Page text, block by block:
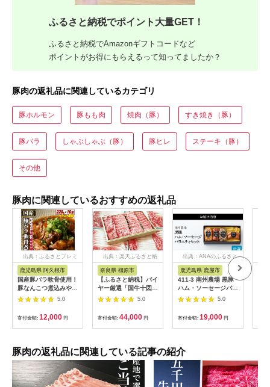
ふるさと納税でポイント大量GET！
ふるさと納税でAmazonギフトコードなど
ポイントがお得にもらえるって知ってましたか？
豚肉の返礼品に関連しているカテゴリ
豚ホルモン 豚もも肉 焼肉（豚） すき焼き（豚）
豚バラ しゃぶしゃぶ（豚） 豚ヒレ ステーキ（豚）
その他
豚肉に関連しているおすすめの返礼品
出典：ふるさとプレミ
アム
鹿児島県 阿久根市
国産豚バラ軟骨使用！
豚なんこつ煮込みやわ
らか仕上げ(計2.2kg・
220g×10袋)国産 豚肉
ばら なんこつ ナンコ
ツ おかず 簡単調理 煮
込み料理 湯煎 レンジ
akn031-04
5.0
寄付金額: 12,000 円
出典：楽天ふるさと納
奈良県 橿原市
【ふるさと納税】バイ
ヤー厳選「国牛十図」
の銘牛・大和牛（やま
とうし）（牝牛）すき
焼き用700g（ロース
または肩ロース）
5.0
寄付金額: 44,000 円
出典：ANAのふるさと
納税
鹿児島県 鹿屋市
411-3 南州農場 黒豚
ハム・ソーセージバラ
エティセット（NN-
3837） KN005-008
5.0
寄付金額: 19,000 円
豚肉の返礼品に関連している記事の紹介